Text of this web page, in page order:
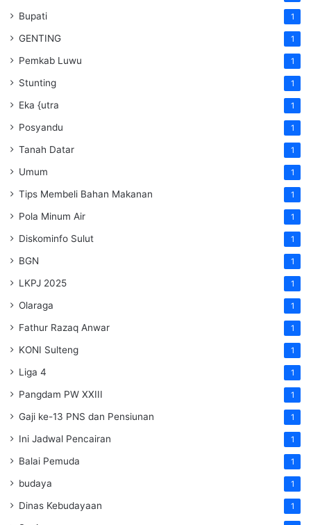
Bupati 1
GENTING 1
Pemkab Luwu 1
Stunting 1
Eka {utra 1
Posyandu 1
Tanah Datar 1
Umum 1
Tips Membeli Bahan Makanan 1
Pola Minum Air 1
Diskominfo Sulut 1
BGN 1
LKPJ 2025 1
Olaraga 1
Fathur Razaq Anwar 1
KONI Sulteng 1
Liga 4 1
Pangdam PW XXIII 1
Gaji ke-13 PNS dan Pensiunan 1
Ini Jadwal Pencairan 1
Balai Pemuda 1
budaya 1
Dinas Kebudayaan 1